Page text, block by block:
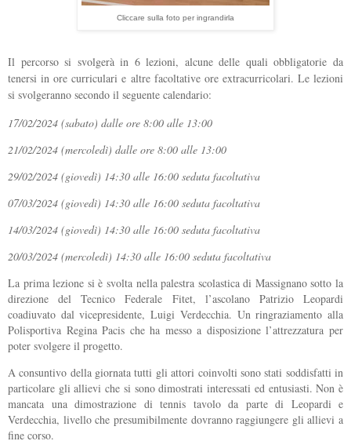
Cliccare sulla foto per ingrandirla
Il percorso si svolgerà in 6 lezioni, alcune delle quali obbligatorie da
tenersi in ore curriculari e altre facoltative ore extracurricolari. Le lezioni
si svolgeranno secondo il seguente calendario:
17/02/2024 (sabato) dalle ore 8:00 alle 13:00
21/02/2024 (mercoledì) dalle ore 8:00 alle 13:00
29/02/2024 (giovedì) 14:30 alle 16:00 seduta facoltativa
07/03/2024 (giovedì) 14:30 alle 16:00 seduta facoltativa
14/03/2024 (giovedì) 14:30 alle 16:00 seduta facoltativa
20/03/2024 (mercoledì) 14:30 alle 16:00 seduta facoltativa
La prima lezione si è svolta nella palestra scolastica di Massignano sotto la
direzione del Tecnico Federale Fitet, l’ascolano Patrizio Leopardi
coadiuvato dal vicepresidente, Luigi Verdecchia. Un ringraziamento alla
Polisportiva Regina Pacis che ha messo a disposizione l’attrezzatura per
poter svolgere il progetto.
A consuntivo della giornata tutti gli attori coinvolti sono stati soddisfatti in
particolare gli allievi che si sono dimostrati interessati ed entusiasti. Non è
mancata una dimostrazione di tennis tavolo da parte di Leopardi e
Verdecchia, livello che presumibilmente dovranno raggiungere gli allievi a
fine corso.